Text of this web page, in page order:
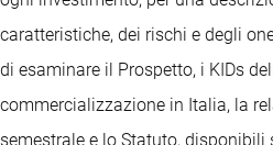
caratteristiche, dei rischi e degli
di esaminare il Prospetto, i KIDs
commercializzazione in Italia, la
semestrale e lo Statuto, disponibili